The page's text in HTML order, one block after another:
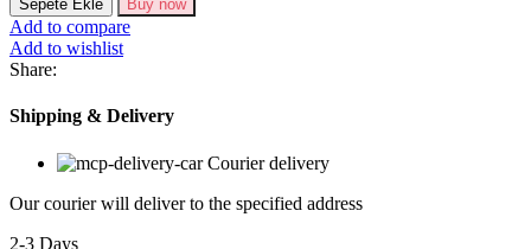
Bisiklet
Yaka
Beli
Lastikli
Desenli
Süprem
adet
Sepete Ekle Buy now
Add to compare
Add to wishlist
Share:
Shipping & Delivery
Courier delivery
Our courier will deliver to the specified address
2-3 Days